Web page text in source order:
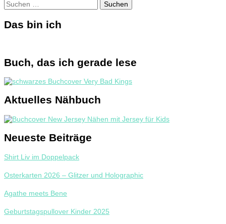
Suchen
nach:
Das bin ich
Buch, das ich gerade lese
Aktuelles Nähbuch
Neueste Beiträge
Shirt Liv im Doppelpack
Osterkarten 2026 – Glitzer und Holographic
Agathe meets Bene
Geburtstagspullover Kinder 2025